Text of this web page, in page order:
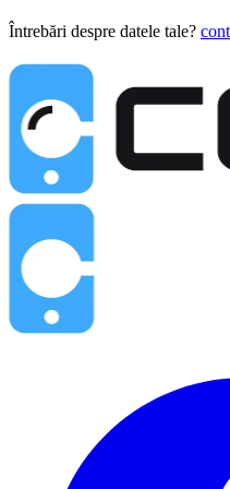
Întrebări despre datele tale?